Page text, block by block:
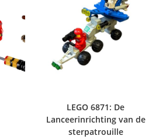
LEGO 6871: De
Lanceerinrichting van de
sterpatrouille